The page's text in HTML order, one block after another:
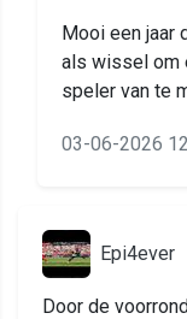
Mooi een jaar
als wissel om
speler van te
03-06-2026
Epi4ever
Door de